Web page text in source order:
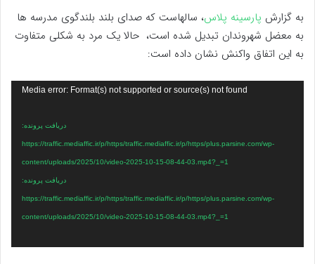
به گزارش پارسینه پلاس، سالهاست که صدای بلند بلندگوی مدرسه ها
به معضل شهروندان تبدیل شده است، حالا یک مرد به شکلی متفاوت
به این اتفاق واکنش نشان داده است:
Media error: Format(s) not supported or source(s) not found
دریافت پرونده:
https://traffic.mediaffic.ir/p/https/traffic.mediaffic.ir/p/https/plus.parsine.com/wp-
content/uploads/2025/10/video-2025-10-15-08-44-03.mp4?_=1
دریافت پرونده:
https://traffic.mediaffic.ir/p/https/traffic.mediaffic.ir/p/https/plus.parsine.com/wp-
content/uploads/2025/10/video-2025-10-15-08-44-03.mp4?_=1